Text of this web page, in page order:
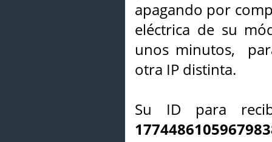
apagando por
eléctrica de su
unos minutos,
otra IP distinta.
Su ID para